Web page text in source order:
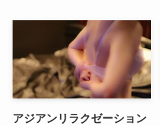
アジアンリラクゼーション